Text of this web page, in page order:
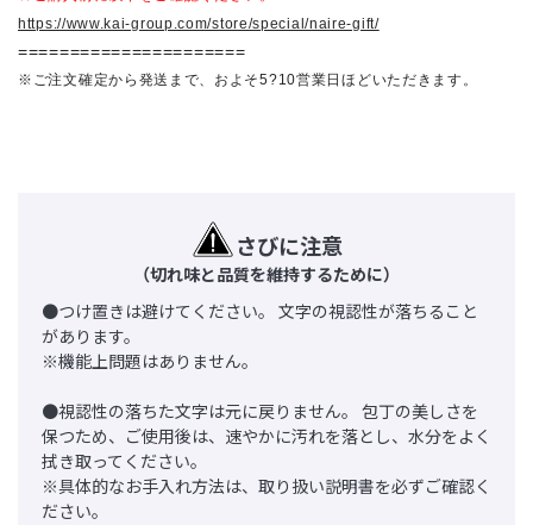
https://www.kai-group.com/store/special/naire-gift/
======================
※ご注文確定から発送まで、およそ5?10営業日ほどいただきます。
さびに注意
（切れ味と品質を維持するために）
●つけ置きは避けてください。 文字の視認性が落ちること
があります。
※機能上問題はありません。
●視認性の落ちた文字は元に戻りません。 包丁の美しさを
保つため、ご使用後は、速やかに汚れを落とし、水分をよく
拭き取ってください。
※具体的なお手入れ方法は、取り扱い説明書を必ずご確認く
ださい。